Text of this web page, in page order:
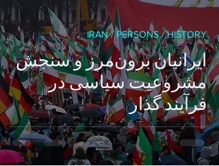
ایرانیان برون‌مرز و سنجش
مشروعیت سیاسی در
فرآیند گذار
IRAN / PERSONS / HISTORY